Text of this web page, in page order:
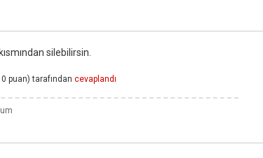
silebilirsin.
puan) tarafından cevaplandı